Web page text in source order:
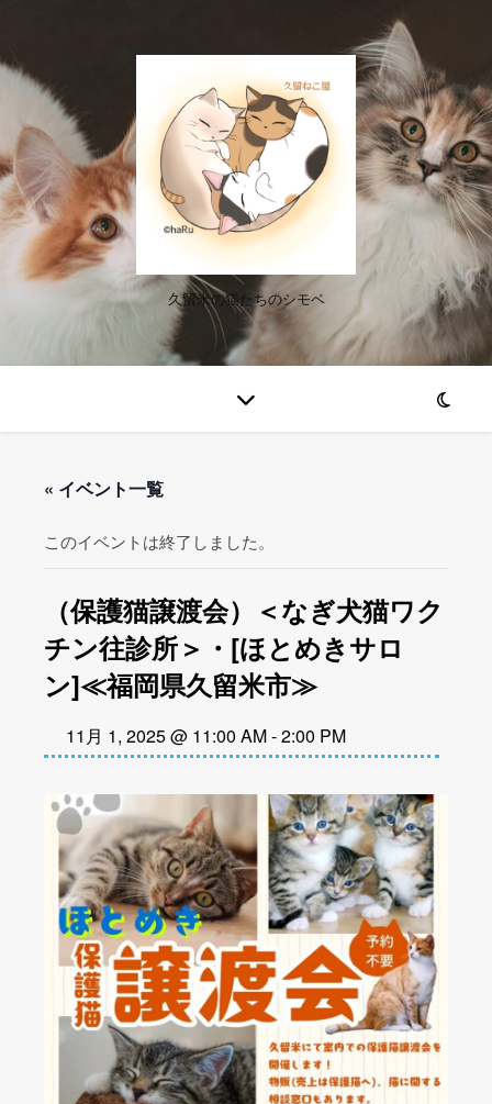
久留米の猫たちのシモベ
« イベント一覧
このイベントは終了しました。
（保護猫譲渡会）＜なぎ犬猫ワク
チン往診所＞・[ほとめきサロ
ン]≪福岡県久留米市≫
11月 1, 2025 @ 11:00 AM-2:00 PM